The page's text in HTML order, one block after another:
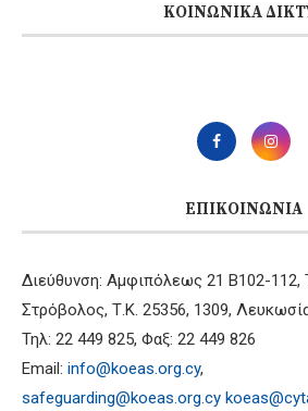
ΚΟΙΝΩΝΙΚΆ
ΕΠΙΚΟΙΝΩΝΊΑ
Διεύθυνση: Αμφιπόλεως 21 B102-112,
Στρόβολος, Τ.Κ. 25356, 1309,
Τηλ: 22 449 825, Φαξ: 22 449 826
Email: info@koeas.org.cy,
safeguarding@koeas.org.cy